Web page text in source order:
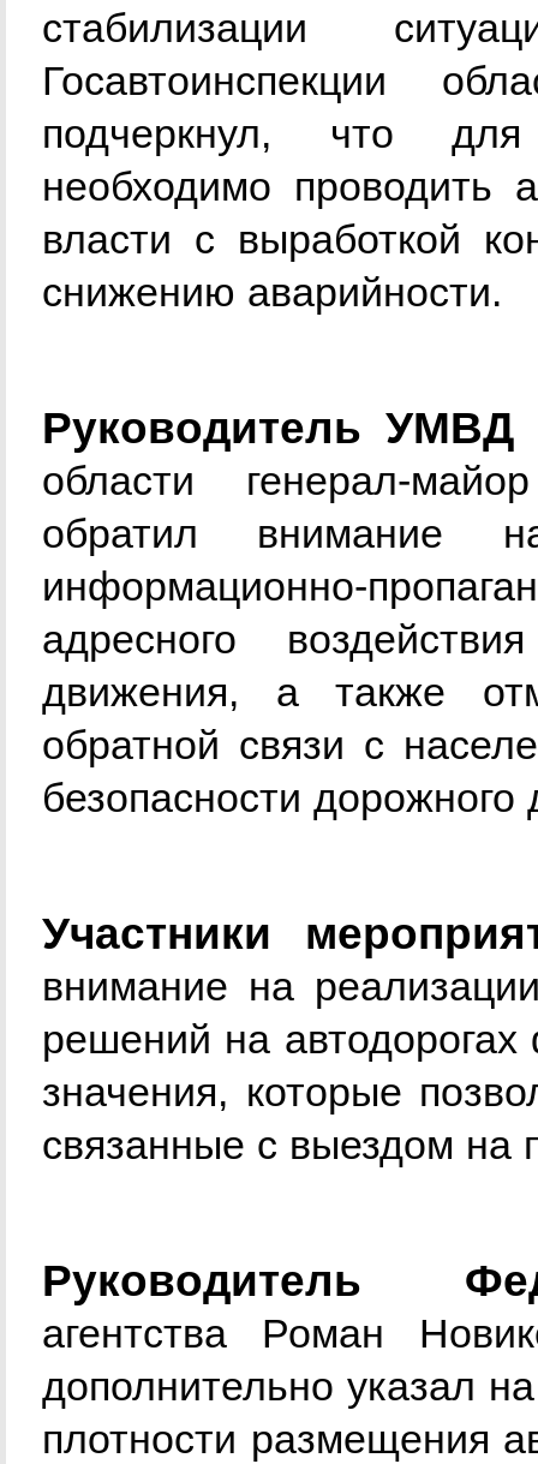
стабилизации
Госавтоинспекции
подчеркнул, что
необходимо проводить
власти с выработкой
снижению аварийности.
Руководитель
области генерал-
обратил внимание
информационно-
адресного
движения, а также
обратной связи с
безопасности дорожного
Участники
внимание на
решений на автодорогах
значения, которые
связанные с выездом на
Руководитель
агентства Роман
дополнительно указал
плотности размещения